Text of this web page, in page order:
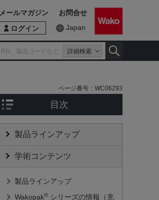
詳細検索
ログイン Japan
メールマガジン お問合せ
ページ番号： WC06293
目次
製品ラインアップ
学術コンテンツ
製品ラインアップ
Wakopak® シリーズの情報（充